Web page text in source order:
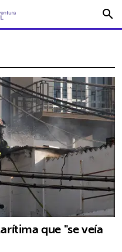
search
que "se veía